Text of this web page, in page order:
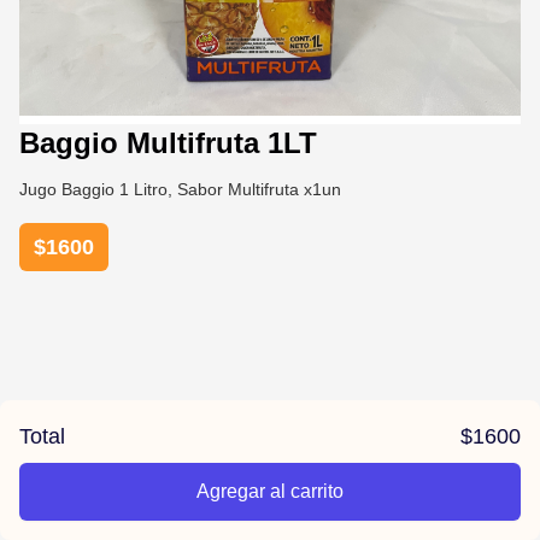
Baggio Multifruta 1LT
Jugo Baggio 1 Litro, Sabor Multifruta x1un
$1600
Total $1600
Agregar al carrito
/la-previa-fuentes/product/67809b8df4005e28b2add722/